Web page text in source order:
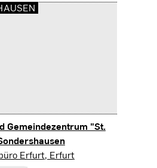
Gemeindezentrum "St.
Erfurt, Erfurt